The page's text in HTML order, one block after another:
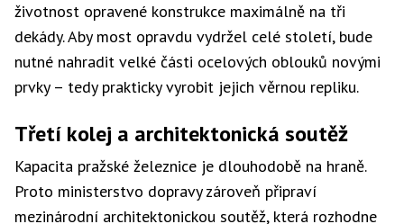
životnost opravené konstrukce maximálně na tři
dekády. Aby most opravdu vydržel celé století, bude
nutné nahradit velké části ocelových oblouků novými
prvky – tedy prakticky vyrobit jejich věrnou repliku.
Třetí kolej a architektonická soutěž
Kapacita pražské železnice je dlouhodobě na hraně.
Proto ministerstvo dopravy zároveň připraví
mezinárodní architektonickou soutěž, která rozhodne